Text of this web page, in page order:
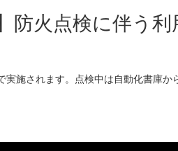
防火点検に伴う
施されます。点検中は自動化書庫